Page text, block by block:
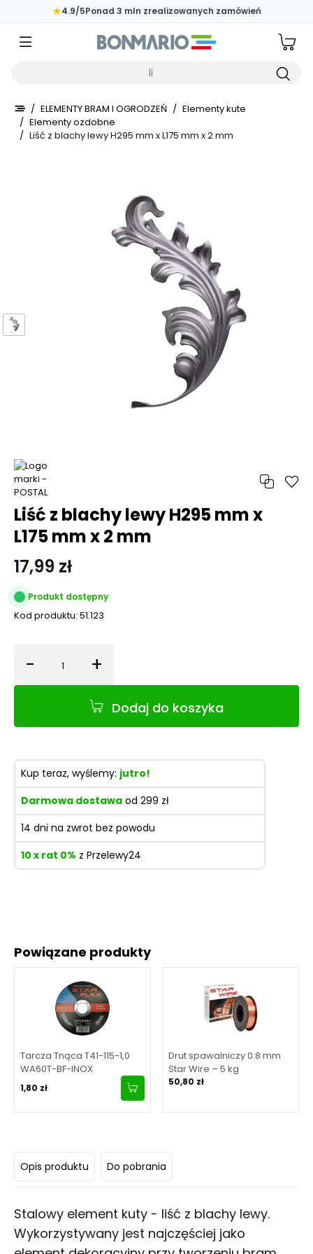
Przejdź do głównej zawartości strony
★4.9/5Ponad 3 mln zrealizowanych zamówień
/ ELEMENTY BRAM I OGRODZEŃ / Elementy kute
/ Elementy ozdobne
/ Liść z blachy lewy H295 mm x L175 mm x 2 mm
Powiązane produkty
Tarcza Tnąca T41-115-1,0
WA60T-BF-INOX
1,80 zł
Drut spawalniczy 0.8 mm
Star Wire – 5 kg
50,80 zł
Opis produktu Do pobrania
Stalowy element kuty - liść z blachy lewy.
Wykorzystywany jest najczęściej jako
Liść z blachy lewy H295 mm x
L175 mm x 2 mm
17,99 zł
Produkt dostępny
Kod produktu: 51.123
- Ilość +
Dodaj do koszyka
Kup teraz, wyślemy: jutro!
Darmowa dostawa od 299 zł
14 dni na zwrot bez powodu
10 x rat 0% z Przelewy24